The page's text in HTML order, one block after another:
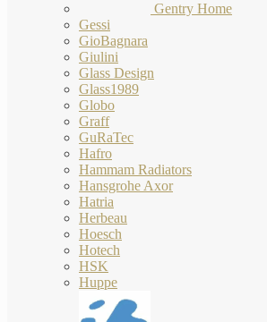
Gentry Home
Gessi
GioBagnara
Giulini
Glass Design
Glass1989
Globo
Graff
GuRaTec
Hafro
Hammam Radiators
Hansgrohe Axor
Hatria
Herbeau
Hoesch
Hotech
HSK
Huppe